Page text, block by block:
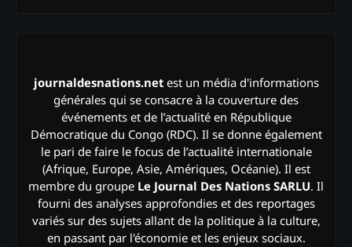
journaldesnations.netest un média d'informations
générales qui se consacre à la couverture des
événements et de l’actualité en République
Démocratique du Congo (RDC). Il se donne également
le pari de faire le focus de l’actualité internationale
(Afrique, Europe, Asie, Amériques, Océanie). Il est
membre du groupe Le Journal Des Nations SARLU. Il
fourni des analyses approfondies et des reportages
variés sur des sujets allant de la politique à la culture,
en passant par l'économie et les enjeux sociaux.